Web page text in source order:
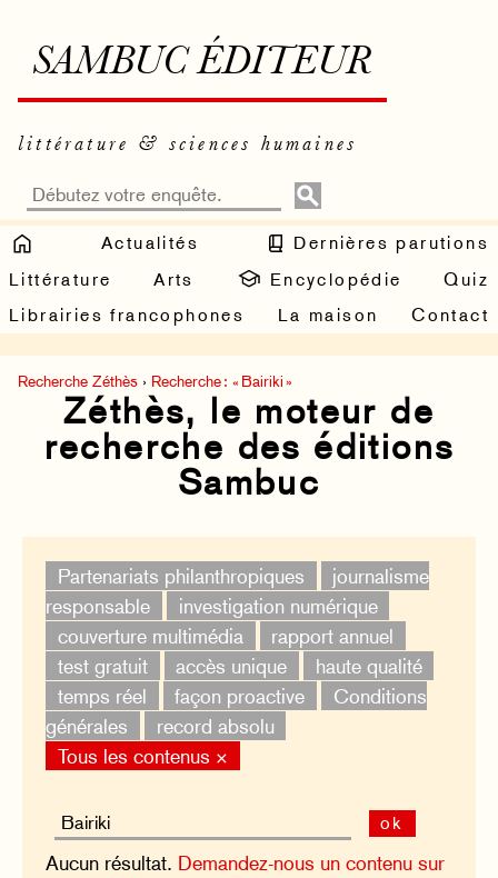
SAMBUC ÉDITEUR
littérature & sciences humaines
Actualités
Dernières parutions
Littérature
Arts Encyclopédie
Quiz
Librairies francophones
La maison Contact
Recherche Zéthès › Recherche : « Bairiki »
Zéthès, le moteur de
recherche des éditions
Sambuc
Partenariats philanthropiques
journalisme
responsable
investigation numérique
couverture multimédia
rapport annuel
test gratuit
accès unique
haute qualité
temps réel
façon proactive
Conditions
générales
record absolu
Tous les contenus ×
ok
Aucun résultat. Demandez-nous un contenu sur